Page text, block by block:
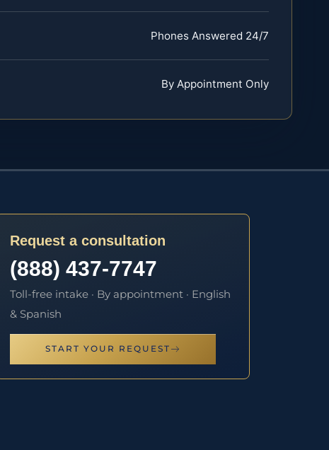
Phones Answered 24/7
By Appointment Only
Request a consultation
(888) 437-7747
Toll-free intake · By appointment · English
& Spanish
START YOUR REQUEST